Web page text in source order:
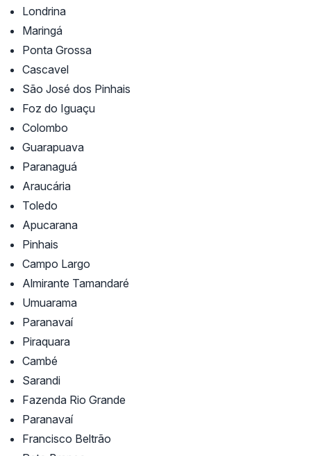
Londrina
Maringá
Ponta Grossa
Cascavel
São José dos Pinhais
Foz do Iguaçu
Colombo
Guarapuava
Paranaguá
Araucária
Toledo
Apucarana
Pinhais
Campo Largo
Almirante Tamandaré
Umuarama
Paranavaí
Piraquara
Cambé
Sarandi
Fazenda Rio Grande
Paranavaí
Francisco Beltrão